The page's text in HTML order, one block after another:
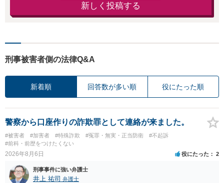
新しく投稿する
刑事被害者側の法律Q&A
新着順 回答数が多い順 役にたった順
警察から口座作りの詐欺罪として連絡が来ました。
#被害者 #加害者 #特殊詐欺 #冤罪・無実・正当防衛
#不起訴
#前科・前歴をつけたくない
2026年8月6日 役にたった 2
刑事事件に強い弁護士
井上 祐司 弁護士